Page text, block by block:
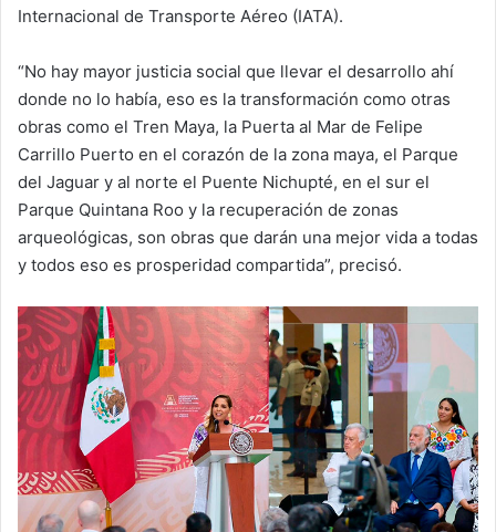
Internacional de Transporte Aéreo (IATA).
“No hay mayor justicia social que llevar el desarrollo ahí
donde no lo había, eso es la transformación como otras
obras como el Tren Maya, la Puerta al Mar de Felipe
Carrillo Puerto en el corazón de la zona maya, el Parque
del Jaguar y al norte el Puente Nichupté, en el sur el
Parque Quintana Roo y la recuperación de zonas
arqueológicas, son obras que darán una mejor vida a todas
y todos eso es prosperidad compartida”, precisó.